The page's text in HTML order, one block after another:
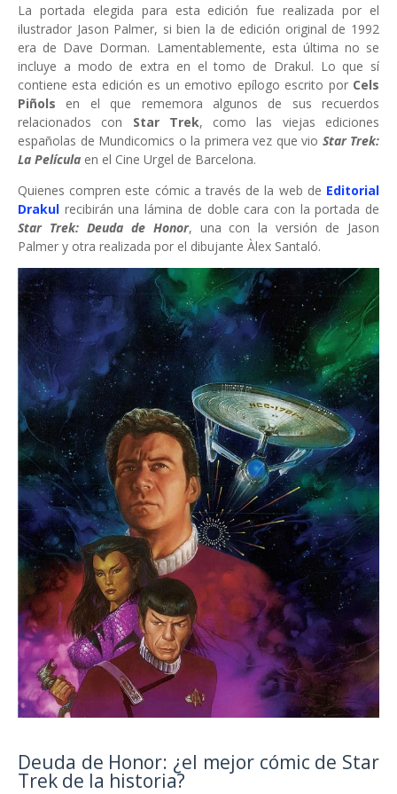
La portada elegida para esta edición fue realizada por el
ilustrador Jason Palmer, si bien la de edición original de 1992
era de Dave Dorman. Lamentablemente, esta última no se
incluye a modo de extra en el tomo de Drakul. Lo que sí
contiene esta edición es un emotivo epílogo escrito por Cels
Piñols en el que rememora algunos de sus recuerdos
relacionados con Star Trek, como las viejas ediciones
españolas de Mundicomics o la primera vez que vio Star Trek:
La Película en el Cine Urgel de Barcelona.
Quienes compren este cómic a través de la web de Editorial
Drakul recibirán una lámina de doble cara con la portada de
Star Trek: Deuda de Honor, una con la versión de Jason
Palmer y otra realizada por el dibujante Àlex Santaló.
Deuda de Honor: ¿el mejor cómic de Star
Trek de la historia?